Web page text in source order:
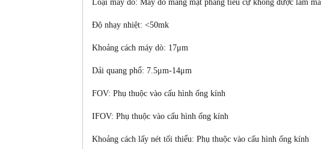
Loại máy dò: Máy dò mảng mặt phẳng tiêu cự không được làm
Độ nhạy nhiệt: <50mk
Khoảng cách máy dò: 17μm
Dải quang phổ: 7.5μm-14μm
FOV: Phụ thuộc vào cấu hình ống kính
IFOV: Phụ thuộc vào cấu hình ống kính
Khoảng cách lấy nét tối thiểu: Phụ thuộc vào cấu hình ống kính